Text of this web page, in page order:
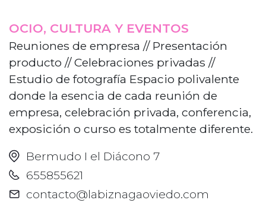
OCIO, CULTURA Y EVENTOS
Reuniones de empresa // Presentación
producto // Celebraciones privadas //
Estudio de fotografía Espacio polivalente
donde la esencia de cada reunión de
empresa, celebración privada, conferencia,
exposición o curso es totalmente diferente.
Bermudo I el Diácono 7
655855621
contacto@labiznagaoviedo.com